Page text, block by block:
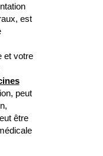
est
et votre
peut
être